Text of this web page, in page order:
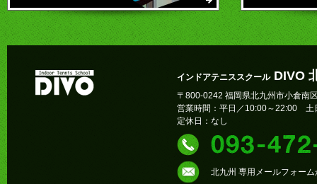
インドアテニススクール DIVO
〒800-0242 福岡県北九州市小倉南
営業時間：平日／10:00～22:00 土
定休日：なし
北九州 専用メールフォー